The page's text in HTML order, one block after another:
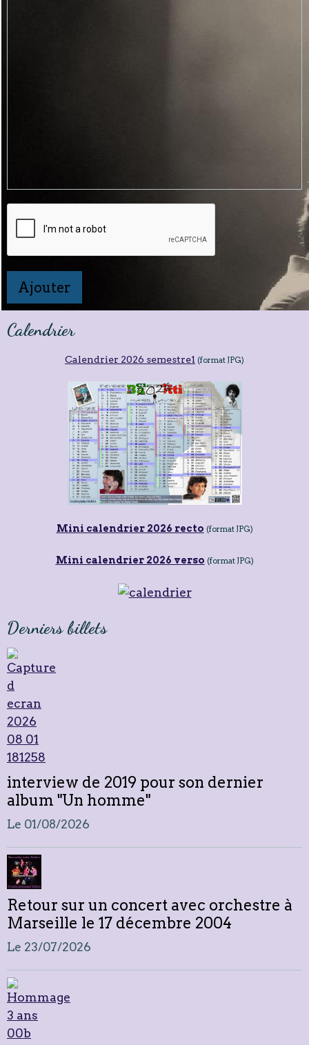
Ajouter
Calendrier
Calendrier 2026 semestre1 (format JPG)
Mini calendrier 2026 recto (format JPG)
Mini calendrier 2026 verso (format JPG)
Derniers billets
interview de 2019 pour son dernier
album "Un homme"
Le 01/08/2026
Retour sur un concert avec orchestre à
Marseille le 17 décembre 2004
Le 23/07/2026